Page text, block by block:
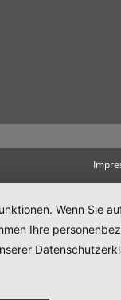
Wenn Sie
Ihre